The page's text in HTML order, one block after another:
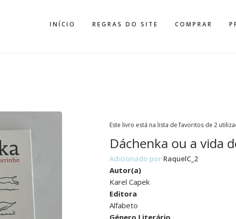
INÍCIO REGRAS DO SITE COMPRAR
Este livro está na lista de favoritos de 2
Dáchenka ou a vida
Adicionado por RaquelC_2
Autor(a)
Karel Capek
Editora
Alfabeto
Género Literário